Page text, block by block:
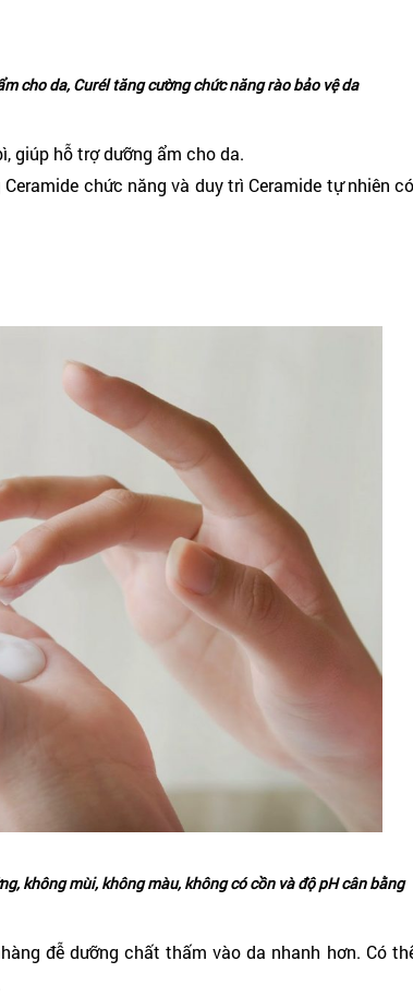
cho da, Curél tăng cường chức năng rào bảo vệ da
giúp hỗ trợ dưỡng ẩm cho da.
chức năng và duy trì Ceramide tự nhiên
không mùi, không màu, không có cồn và độ pH cân bằng
đễ dưỡng chất thấm vào da nhanh hơn. Có